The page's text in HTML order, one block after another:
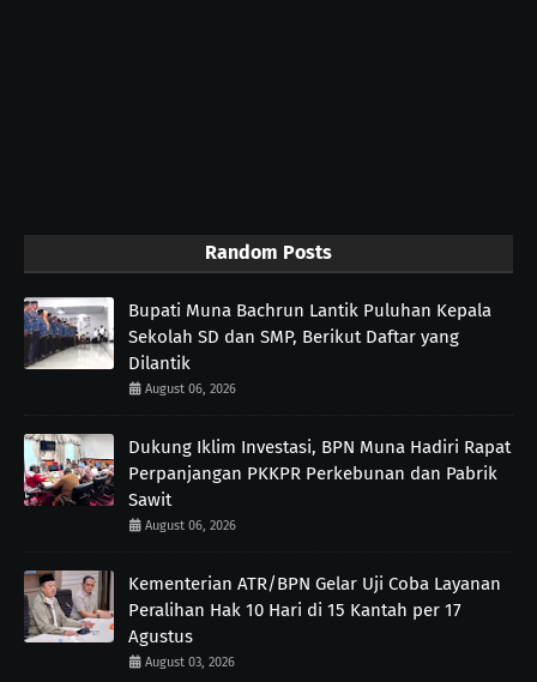
Random Posts
Bupati Muna Bachrun Lantik Puluhan Kepala
Sekolah SD dan SMP, Berikut Daftar yang
Dilantik
August 06, 2026
Dukung Iklim Investasi, BPN Muna Hadiri Rapat
Perpanjangan PKKPR Perkebunan dan Pabrik
Sawit
August 06, 2026
Kementerian ATR/BPN Gelar Uji Coba Layanan
Peralihan Hak 10 Hari di 15 Kantah per 17
Agustus
August 03, 2026